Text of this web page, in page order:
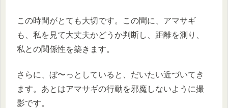
この時間がとても大切です。この間に、アマサギ
も、私を見て大丈夫かどうか判断し、距離を測り、
私との関係性を築きます。
さらに、ぼ〜っとしていると、だいたい近づいてき
ます。あとはアマサギの行動を邪魔しないように撮
影です。